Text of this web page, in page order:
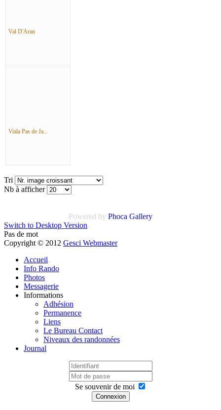
Val D'Aran
Viala Pas de Ja...
Tri
Nb à afficher
Powered by Phoca Gallery
Switch to Desktop Version
Pas de mot
Copyright © 2012 Gesci Webmaster
Accueil
Info Rando
Photos
Messagerie
Informations
Adhésion
Permanence
Liens
Le Bureau Contact
Niveaux des randonnées
Journal
Se souvenir de moi
Connexion